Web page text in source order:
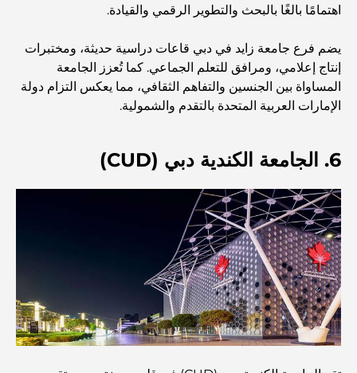
أغلى دولة في العالم: تصنيف عالمي لتكاليف المعيشة
البدنية في المنطقة المحيطة
أفضل مراكز التسوق في دبي للتسوق والترفيه
أنشطة يمكنك القيام بها في مركز دبي المالي العالمي:
استكشف أكثر مناطق دبي حيوية
بطاقات الائتمان في الإمارات العربية المتحدة: دليل شامل
للإنفاق الذكي
اهتمامًا بالغًا بالبحث والتطوير الرقمي والقيادة.
يضم فرع جامعة زايد في دبي قاعات دراسية حديثة، ومختبرات
إنتاج إعلامي، ومرافق للتعلم الجماعي. كما تُعزز الجامعة
المساواة بين الجنسين والتفاهم الثقافي، مما يعكس التزام دولة
الإمارات العربية المتحدة بالتقدم والشمولية.
6. الجامعة الكندية دبي (CUD)